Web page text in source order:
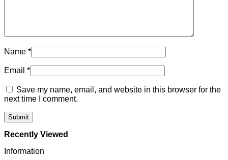
Name *
Email *
Save my name, email, and website in this browser for the
next time I comment.
Recently Viewed
Information